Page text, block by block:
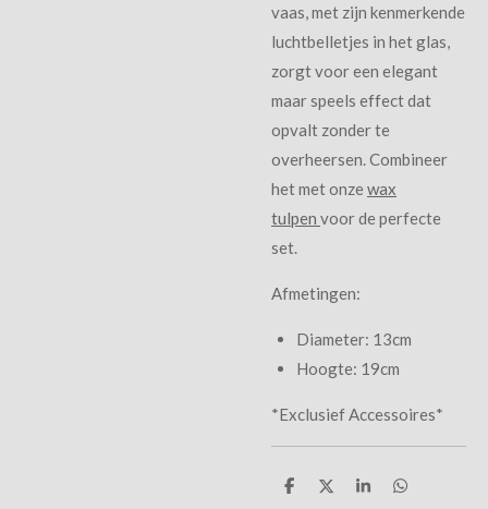
vaas, met zijn kenmerkende
luchtbelletjes in het glas,
zorgt voor een elegant
maar speels effect dat
opvalt zonder te
overheersen. Combineer
het met onze wax
tulpen voor de perfecte
set.
Afmetingen:
Diameter: 13cm
Hoogte: 19cm
*Exclusief Accessoires*
D
D
S
D